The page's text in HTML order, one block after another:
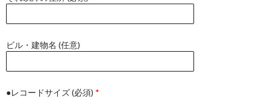
ビル・建物名 (任意)
●レコードサイズ (必須) *